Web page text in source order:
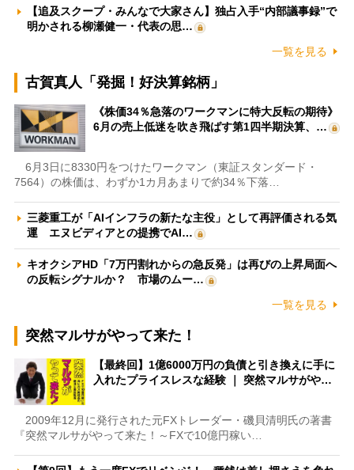
【追及スクープ・みんなで大家さん】独占入手“内部議事録”で
明かされる柳瀬健一・代表の思…
一覧を見る
古賀真人「発掘！好決算銘柄」
《株価34％急落のワークマンに特大反転の期待》
6月の売上低迷を吹き飛ばす第1四半期決算、…
6月3日に8330円をつけたワークマン（東証スタンダード・
7564）の株価は、わずか1カ月あまりで約34％下落…
三菱重工が「AIインフラの新たな主役」として再評価される気
運 エヌビディアとの提携でAI…
キオクシアHD「7万円割れからの急反発」は再びの上昇局面へ
の反転シグナルか？ 市場のムー…
一覧を見る
突然マルサがやって来た！
【最終回】1億6000万円の負債と引き換えに手に
入れたプライスレスな経験 ｜ 突然マルサがや…
2009年12月に発行された元FXトレーダー・磯貝清明氏の著書
『突然マルサがやって来た！～FXで10億円稼い…